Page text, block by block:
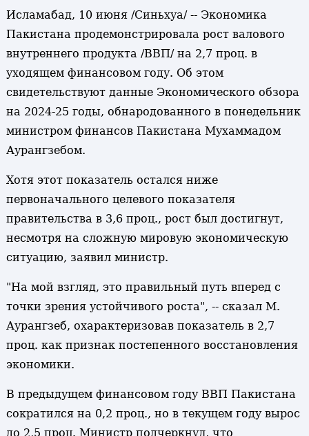
Исламабад, 10 июня /Синьхуа/ -- Экономика
Пакистана продемонстрировала рост валового
внутреннего продукта /ВВП/ на 2,7 проц. в
уходящем финансовом году. Об этом
свидетельствуют данные Экономического обзора
на 2024-25 годы, обнародованного в понедельник
министром финансов Пакистана Мухаммадом
Аурангзебом.
Хотя этот показатель остался ниже
первоначального целевого показателя
правительства в 3,6 проц., рост был достигнут,
несмотря на сложную мировую экономическую
ситуацию, заявил министр.
"На мой взгляд, это правильный путь вперед с
точки зрения устойчивого роста", -- сказал М.
Аурангзеб, охарактеризовав показатель в 2,7
проц. как признак постепенного восстановления
экономики.
В предыдущем финансовом году ВВП Пакистана
сократился на 0,2 проц., но в текущем году вырос
до 2,5 проц. Министр подчеркнул, что